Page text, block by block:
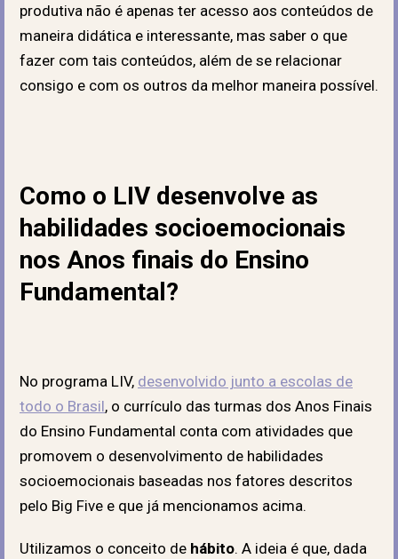
produtiva não é apenas ter acesso aos conteúdos de
maneira didática e interessante, mas saber o que
fazer com tais conteúdos, além de se relacionar
consigo e com os outros da melhor maneira possível.
Como o LIV desenvolve as
habilidades socioemocionais
nos Anos finais do Ensino
Fundamental?
No programa LIV, desenvolvido junto a escolas de
todo o Brasil, o currículo das turmas dos Anos Finais
do Ensino Fundamental conta com atividades que
promovem o desenvolvimento de habilidades
socioemocionais baseadas nos fatores descritos
pelo Big Five e que já mencionamos acima.
Utilizamos o conceito de hábito. A ideia é que, dada